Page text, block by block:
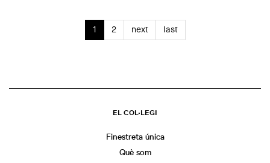
1 2 next last
EL COL·LEGI
Finestreta única
Què som